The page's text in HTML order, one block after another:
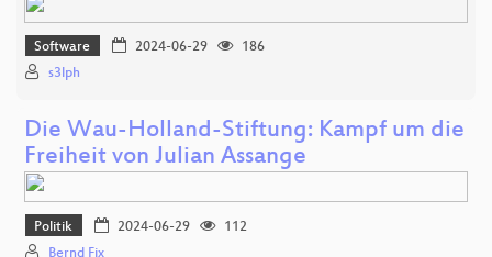
Software 2024-06-29
186
s3lph
Die Wau-Holland-Stiftung: Kampf um die
Freiheit von Julian Assange
Politik 2024-06-29
112
Bernd Fix